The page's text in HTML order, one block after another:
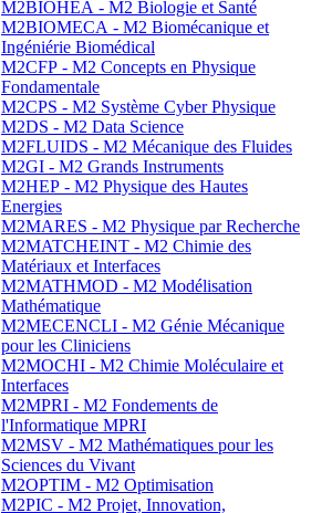
M2BIOHEA - M2 Biologie et Santé
M2BIOMECA - M2 Biomécanique et
Ingéniérie Biomédical
M2CFP - M2 Concepts en Physique
Fondamentale
M2CPS - M2 Système Cyber Physique
M2DS - M2 Data Science
M2FLUIDS - M2 Mécanique des Fluides
M2GI - M2 Grands Instruments
M2HEP - M2 Physique des Hautes
Energies
M2MARES - M2 Physique par Recherche
M2MATCHEINT - M2 Chimie des
Matériaux et Interfaces
M2MATHMOD - M2 Modélisation
Mathématique
M2MECENCLI - M2 Génie Mécanique
pour les Cliniciens
M2MOCHI - M2 Chimie Moléculaire et
Interfaces
M2MPRI - M2 Fondements de
l'Informatique MPRI
M2MSV - M2 Mathématiques pour les
Sciences du Vivant
M2OPTIM - M2 Optimisation
M2PIC - M2 Projet, Innovation,